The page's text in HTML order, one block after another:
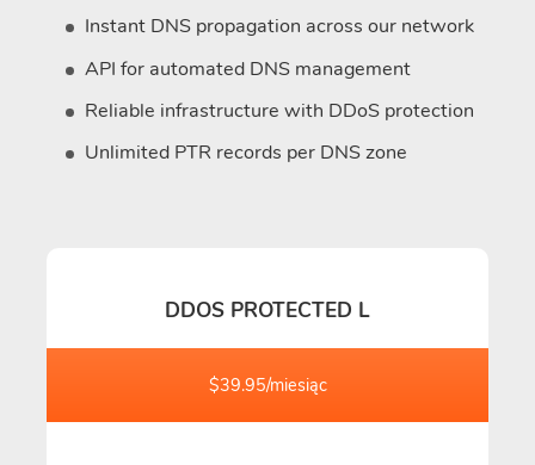
Instant DNS propagation across our network
API for automated DNS management
Reliable infrastructure with DDoS protection
Unlimited PTR records per DNS zone
DDOS PROTECTED L
$39.95/miesiąc